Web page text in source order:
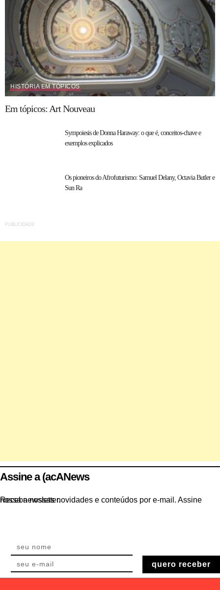
HISTÓRIA EM TÓPICOS
Em tópicos: Art Nouveau
Sympoiesis de Donna Haraway: o que é, conceitos-chave e
exemplos explicados
Os pioneiros do Afrofuturismo: Samuel Delany, Octavia Butler e
Sun Ra
PUBLICIDADE
Assine a (acANews
Receba nossas novidades e conteúdos por e-mail. Assine nossa newsletter.
quero receber